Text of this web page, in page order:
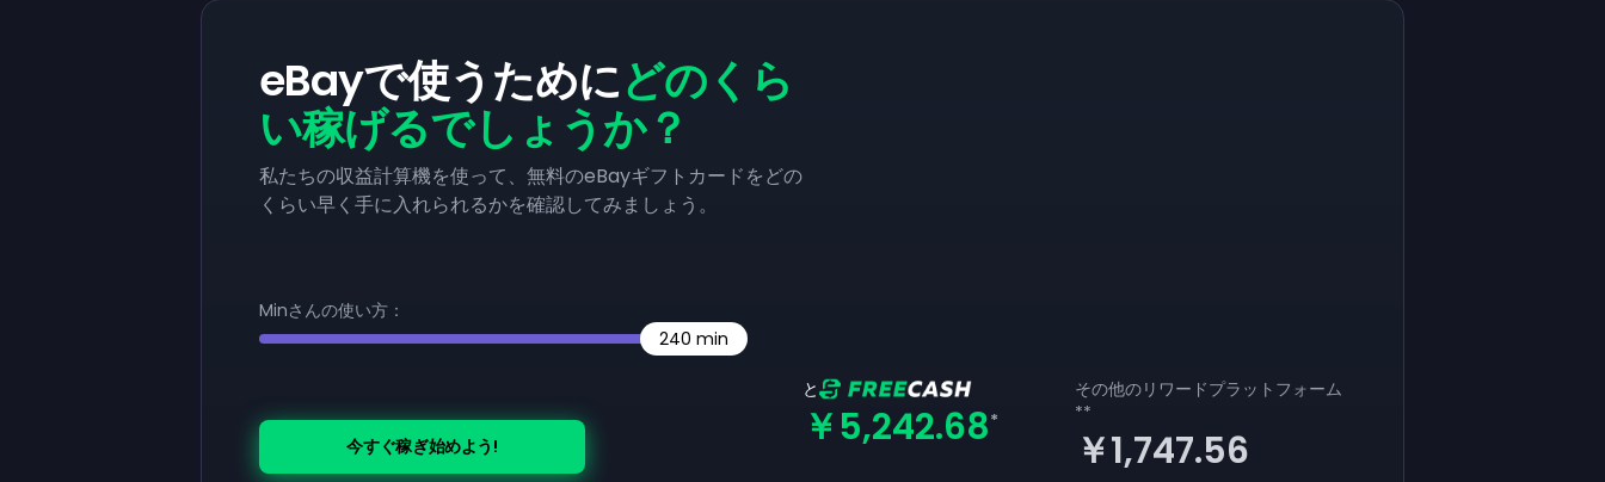
eBayで使うためにどのくら
い稼げるでしょうか？
私たちの収益計算機を使って、無料のeBayギフトカードをどの
くらい早く手に入れられるかを確認してみましょう。
Minさんの使い方：
240 min
今すぐ稼ぎ始めよう!
と
￥5,242.68*
その他のリワードプラットフォーム
**
￥1,747.56